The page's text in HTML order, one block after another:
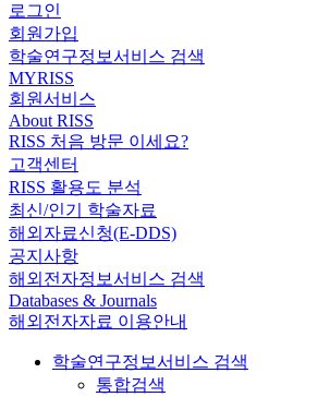
로그인
회원가입
학술연구정보서비스 검색
MYRISS
회원서비스
About RISS
RISS 처음 방문 이세요?
고객센터
RISS 활용도 분석
최신/인기 학술자료
해외자료신청(E-DDS)
공지사항
해외전자정보서비스 검색
Databases & Journals
해외전자자료 이용안내
학술연구정보서비스 검색
통합검색